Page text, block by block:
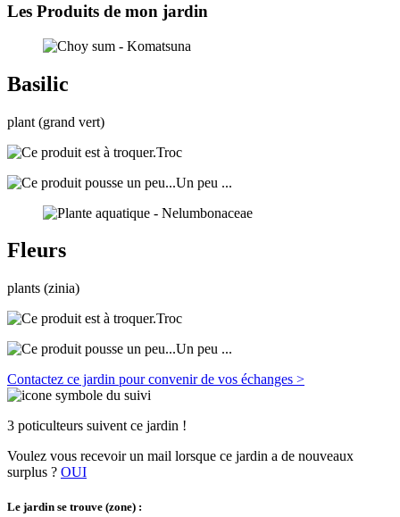
Les Produits de mon jardin
Basilic
plant (grand vert)
Troc
Un peu ...
Fleurs
plants (zinia)
Troc
Un peu ...
Contactez ce jardin pour convenir de vos échanges >
3 poticulteurs suivent ce jardin !
Voulez vous recevoir un mail lorsque ce jardin a de nouveaux
surplus ? OUI
Le jardin se trouve (zone) :